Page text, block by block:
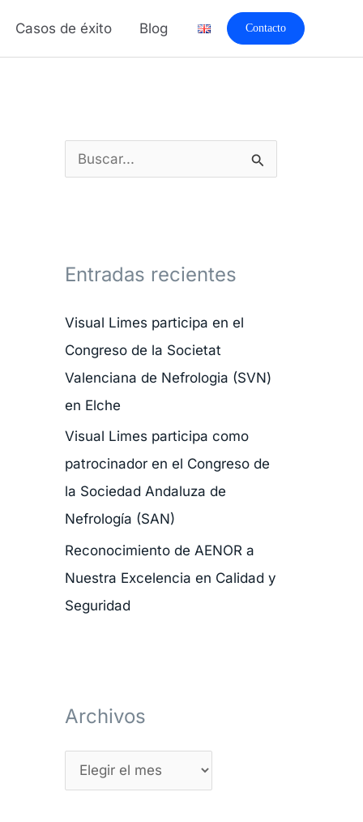
Casos de éxito Blog Contacto
a
p
o
r
:
Entradas recientes
Visual Limes participa en el
Congreso de la Societat
Valenciana de Nefrologia (SVN)
en Elche
Visual Limes participa como
patrocinador en el Congreso de
la Sociedad Andaluza de
Nefrología (SAN)
Reconocimiento de AENOR a
Nuestra Excelencia en Calidad y
Seguridad
Archivos
o